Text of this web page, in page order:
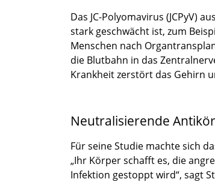
Das JC-Polyomavirus (JCPyV)
stark geschwächt ist, zum
Menschen nach
die Blutbahn in das
Krankheit zerstört das Gehirn
Neutralisierende
Für seine Studie machte sich
„Ihr Körper schafft es, die
Infektion gestoppt wird“, sagt